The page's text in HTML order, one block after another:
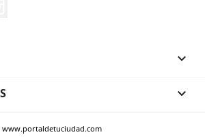


www.portaldetuciudad.com